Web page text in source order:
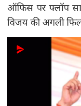
ऑफिस पर फ्लॉप
विजय की अगली